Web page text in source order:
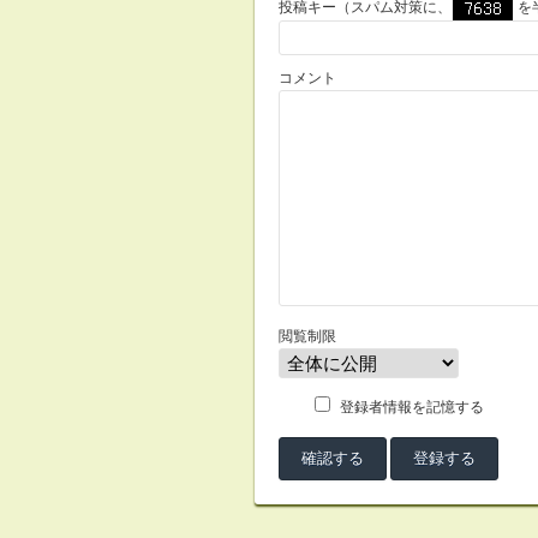
投稿キー（スパム対策に、 を
コメント
閲覧制限
登録者情報を記憶する